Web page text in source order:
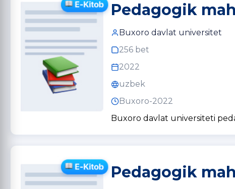
Pedagogik
Buxoro davlat universitet
256 bet
2022
uzbek
Buxoro-2022
Buxoro davlat universiteti
Pedagogik